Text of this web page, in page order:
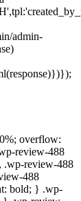
admin-
overflow:
review-488
.wp-review-488
488
bold; } .wp-